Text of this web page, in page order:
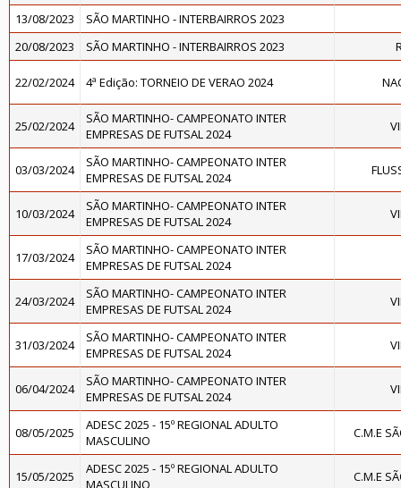
13/08/2023
SÃO MARTINHO - INTERBAIRROS 2023
20/08/2023
SÃO MARTINHO - INTERBAIRROS 2023
22/02/2024 4ª Edição: TORNEIO DE VERAO 2024
25/02/2024
SÃO MARTINHO- CAMPEONATO INTER
EMPRESAS DE FUTSAL 2024
03/03/2024
SÃO MARTINHO- CAMPEONATO INTER
EMPRESAS DE FUTSAL 2024
10/03/2024
SÃO MARTINHO- CAMPEONATO INTER
EMPRESAS DE FUTSAL 2024
17/03/2024
SÃO MARTINHO- CAMPEONATO INTER
EMPRESAS DE FUTSAL 2024
24/03/2024
SÃO MARTINHO- CAMPEONATO INTER
EMPRESAS DE FUTSAL 2024
31/03/2024
SÃO MARTINHO- CAMPEONATO INTER
EMPRESAS DE FUTSAL 2024
06/04/2024
SÃO MARTINHO- CAMPEONATO INTER
EMPRESAS DE FUTSAL 2024
08/05/2025
ADESC 2025 - 15º REGIONAL ADULTO
MASCULINO
C.M.E
15/05/2025
ADESC 2025 - 15º REGIONAL ADULTO
MASCULINO
C.M.E